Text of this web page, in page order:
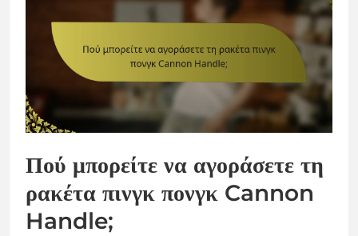
Πού μπορείτε να αγοράσετε τη
ρακέτα πινγκ πονγκ Cannon
Handle;